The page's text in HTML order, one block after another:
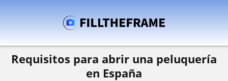
Requisitos para abrir una peluquería
en España